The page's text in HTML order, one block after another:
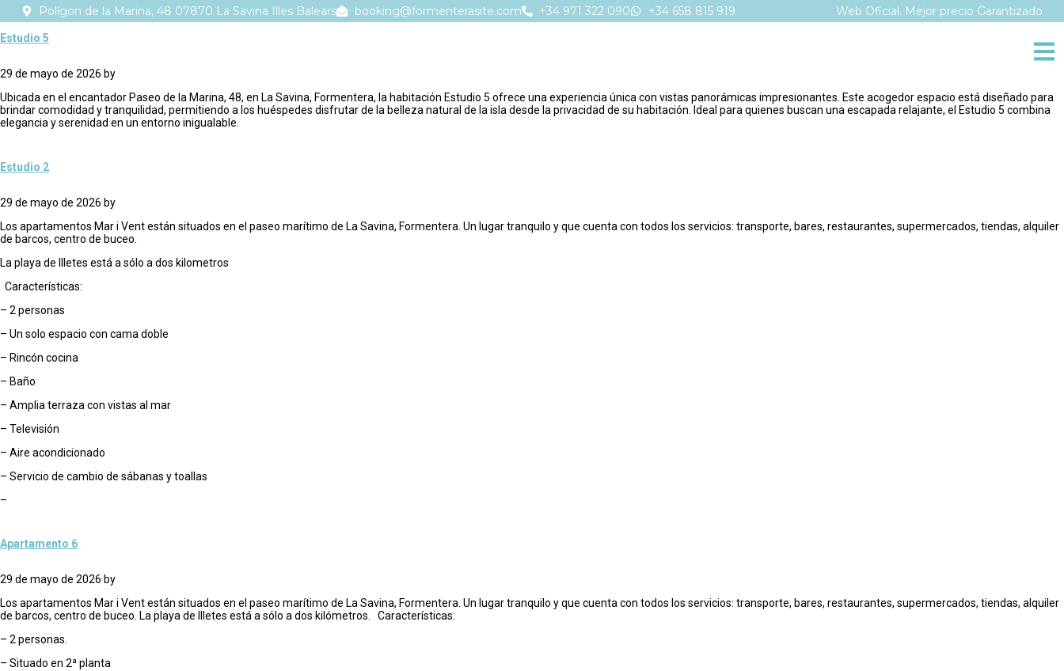
Polígon de la Marina, 48 07870 La Savina Illes Balears booking@formenterasite.com +34 971 322 090 +34 658 815 919 Web Oficial. Mejor precio Garantizado
Estudio 5
29 de mayo de 2026 by
Ubicada en el encantador Paseo de la Marina, 48, en La Savina, Formentera, la habitación Estudio 5 ofrece una experiencia única con vistas panorámicas impresionantes. Este acogedor espacio está diseñado para
brindar comodidad y tranquilidad, permitiendo a los huéspedes disfrutar de la belleza natural de la isla desde la privacidad de su habitación. Ideal para quienes buscan una escapada relajante, el Estudio 5 combina
elegancia y serenidad en un entorno inigualable.
Estudio 2
29 de mayo de 2026 by
Los apartamentos Mar i Vent están situados en el paseo marítimo de La Savina, Formentera. Un lugar tranquilo y que cuenta con todos los servicios: transporte, bares, restaurantes, supermercados, tiendas, alquiler
de barcos, centro de buceo.
La playa de Illetes está a sólo a dos kilometros
Características:
– 2 personas
– Un solo espacio con cama doble
– Rincón cocina
– Baño
– Amplia terraza con vistas al mar
– Televisión
– Aire acondicionado
– Servicio de cambio de sábanas y toallas
–
Apartamento 6
29 de mayo de 2026 by
Los apartamentos Mar i Vent están situados en el paseo marítimo de La Savina, Formentera. Un lugar tranquilo y que cuenta con todos los servicios: transporte, bares, restaurantes, supermercados, tiendas, alquiler
de barcos, centro de buceo. La playa de Illetes está a sólo a dos kilómetros. Características:
– 2 personas.
– Situado en 2ª planta